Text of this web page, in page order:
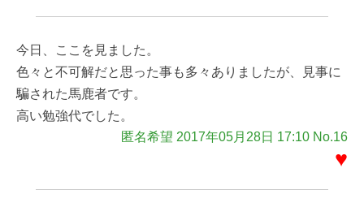
今日、ここを見ました。
色々と不可解だと思った事も多々ありましたが、見事に
騙された馬鹿者です。
高い勉強代でした。
匿名希望 2017年05月28日 17:10 No.16
♥